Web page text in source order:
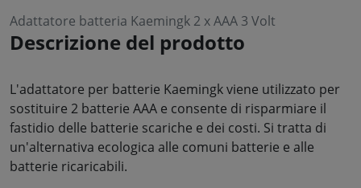
Adattatore batteria Kaemingk 2 x AAA 3 Volt
Descrizione del prodotto
L'adattatore per batterie Kaemingk viene utilizzato per
sostituire 2 batterie AAA e consente di risparmiare il
fastidio delle batterie scariche e dei costi. Si tratta di
un'alternativa ecologica alle comuni batterie e alle
batterie ricaricabili.